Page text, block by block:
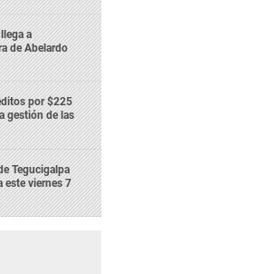
a
de Abelardo
por $225
gestión de las
Tegucigalpa
este viernes 7